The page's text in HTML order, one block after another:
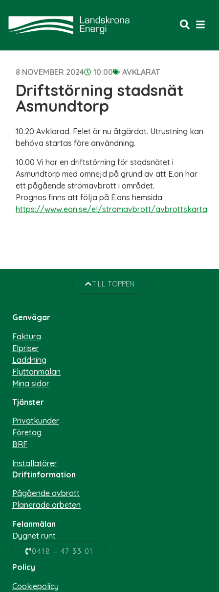
8 NOVEMBER 2024 10:00 AVKLARAT
Driftstörning stadsnät
Asmundtorp
10.20 Avklarad. Felet är nu åtgärdat. Utrustning kan
behöva startas före användning.
10.00 Vi har en driftstörning för stadsnätet i
Asmundtorp med omnejd på grund av att E.on har
ett pågående strömavbrott i området.
Prognos finns att följa på E.ons hemsida
https://www.eon.se/el/stromavbrott/avbrottskarta.
TILL TOPPEN
Genvägar
Faktura
Elpriser
Laddning
Flyttanmälan
Mina sidor
Tjänster
Privatkunder
Företag
BRF
Installatörer
Driftinformation
Pågående avbrott
Planerade arbeten
Felanmälan
Dygnet runt
0418 – 47 33 01
Policy
Cookiepolicy